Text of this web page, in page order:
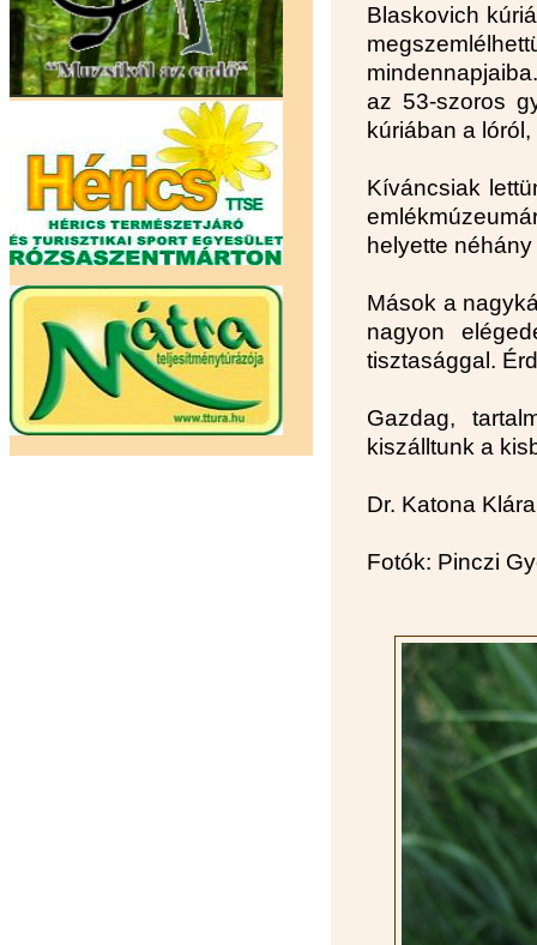
Blaskovich
az 53-szoros
kúriában a
Kíváncsiak
helyette
Mások a
nagyon
tisztasággal.
Gazdag,
kiszálltunk a
Dr. Katona Klára
Fotók: Pinczi